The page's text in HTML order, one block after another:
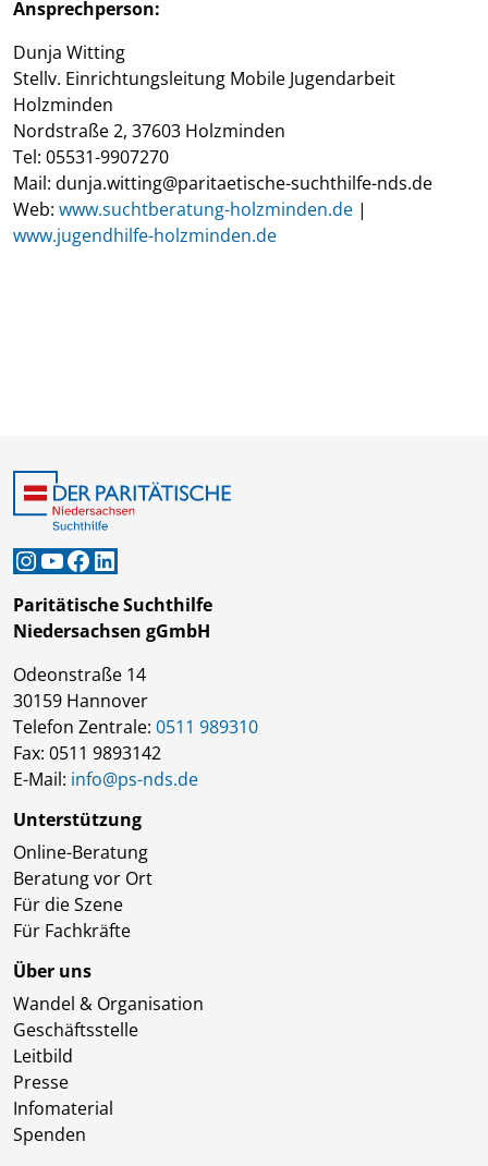
Ansprechperson:
Dunja Witting
Stellv. Einrichtungsleitung Mobile Jugendarbeit
Holzminden
Nordstraße 2, 37603 Holzminden
Tel: 05531-9907270
Mail: dunja.witting@paritaetische-suchthilfe-nds.de
Web: www.suchtberatung-holzminden.de |
www.jugendhilfe-holzminden.de
Instagram
YouTube
Facebook
LinkedIn
Paritätische Suchthilfe
Niedersachsen gGmbH
Odeonstraße 14
30159 Hannover
Telefon Zentrale: 0511 989310
Fax: 0511 9893142
E-Mail: info@ps-nds.de
Unterstützung
Online-Beratung
Beratung vor Ort
Für die Szene
Für Fachkräfte
Über uns
Wandel & Organisation
Geschäftsstelle
Leitbild
Presse
Infomaterial
Spenden